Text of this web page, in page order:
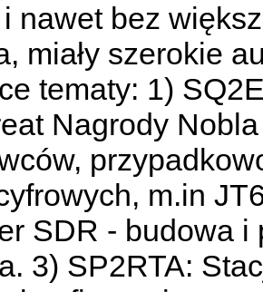
nawet bez
miały szerokie
tematy: 1)
Nagrody
m.in
SDR - budowa i
3) SP2RTA: